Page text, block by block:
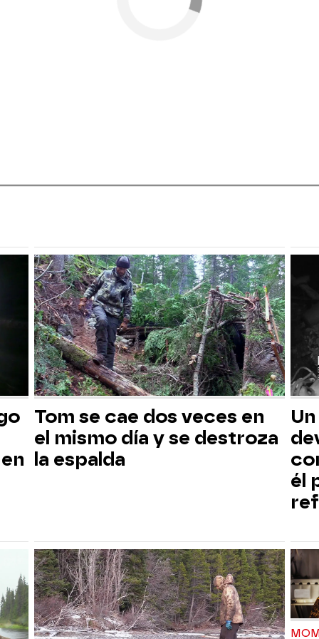
Tom se cae dos veces en
el mismo día y se destroza
la espalda
él